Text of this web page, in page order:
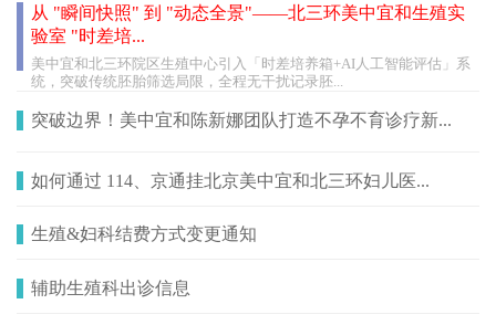
从 "瞬间快照" 到 "动态全景"——北三环美中宜和生殖实
验室 "时差培...
美中宜和北三环院区生殖中心引入「时差培养箱+AI人工智能评估」系
统，突破传统胚胎筛选局限，全程无干扰记录胚...
突破边界！美中宜和陈新娜团队打造不孕不育诊疗新...
如何通过 114、京通挂北京美中宜和北三环妇儿医...
生殖&妇科结费方式变更通知
辅助生殖科出诊信息